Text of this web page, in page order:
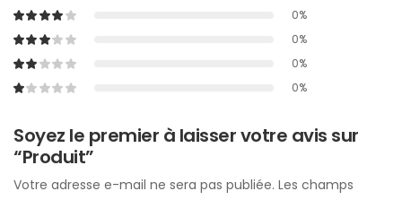
0%
0%
0%
0%
Soyez le premier à laisser votre avis sur
“Produit”
Votre adresse e-mail ne sera pas publiée. Les champs